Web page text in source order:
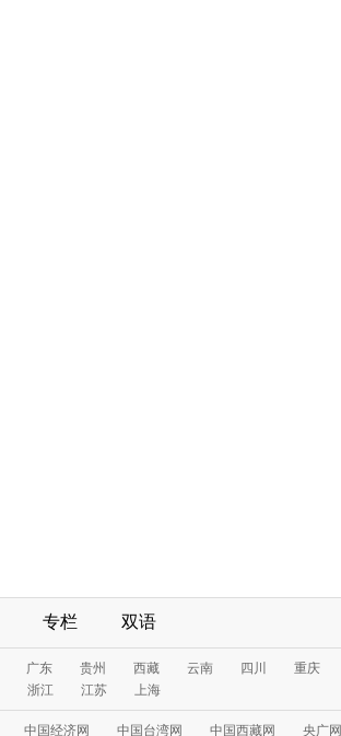
专栏 双语
广东 贵州 西藏 云南 四川
重庆
浙江 江苏 上海
中国经济网 中国台湾网 中国西藏网 央广网